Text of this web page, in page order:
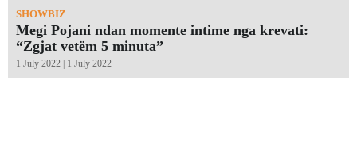
SHOWBIZ
Megi Pojani ndan momente intime nga krevati:
“Zgjat vetëm 5 minuta”￼
1 July 2022 | 1 July 2022